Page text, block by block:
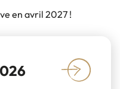
en avril 2027 !
»